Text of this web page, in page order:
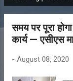
P
o
समय पर पूरा
कार्य — एसीएस
- August 08, 2020